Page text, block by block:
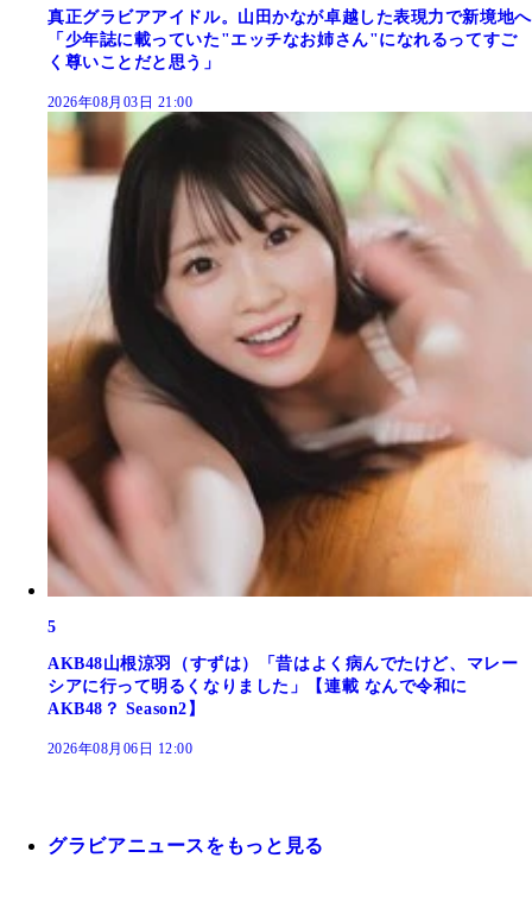
真正グラビアアイドル。山田かなが卓越した表現力で新境地へ
「少年誌に載っていた"エッチなお姉さん"になれるってすご
く尊いことだと思う」
2026年08月03日 21:00
5
AKB48山根涼羽（すずは）「昔はよく病んでたけど、マレー
シアに行って明るくなりました」【連載 なんで令和に
AKB48？ Season2】
2026年08月06日 12:00
グラビアニュースをもっと見る